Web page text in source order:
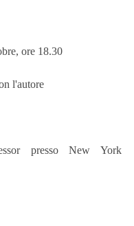
ore 18.30
l'autore
presso New York